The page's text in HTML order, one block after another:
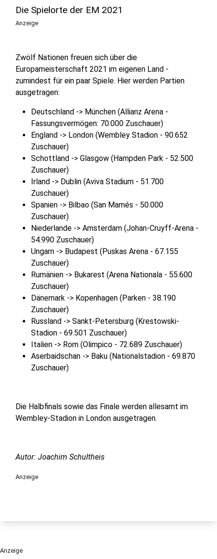
Die Spielorte der EM 2021
Anzeige
Zwölf Nationen freuen sich über die
Europameisterschaft 2021 im eigenen Land -
zumindest für ein paar Spiele. Hier werden Partien
ausgetragen:
Deutschland -> München (Allianz Arena -
Fassungsvermögen: 70.000 Zuschauer)
England -> London (Wembley Stadion - 90.652
Zuschauer)
Schottland -> Glasgow (Hampden Park - 52.500
Zuschauer)
Irland -> Dublin (Aviva Stadium - 51.700
Zuschauer)
Spanien -> Bilbao (San Mamés - 50.000
Zuschauer)
Niederlande -> Amsterdam (Johan-Cruyff-Arena -
54.990 Zuschauer)
Ungarn -> Budapest (Puskas Arena - 67.155
Zuschauer)
Rumänien -> Bukarest (Arena Nationala - 55.600
Zuschauer)
Dänemark -> Kopenhagen (Parken - 38.190
Zuschauer)
Russland -> Sankt-Petersburg (Krestowski-
Stadion - 69.501 Zuschauer)
Italien -> Rom (Olimpico - 72.689 Zuschauer)
Aserbaidschan -> Baku (Nationalstadion - 69.870
Zuschauer)
Die Halbfinals sowie das Finale werden allesamt im
Wembley-Stadion in London ausgetragen.
Autor: Joachim Schultheis
Anzeige
Anzeige